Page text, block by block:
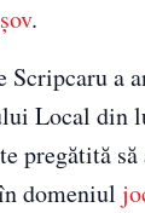
.
Scripcaru a
Local din
pregătită
domeniul